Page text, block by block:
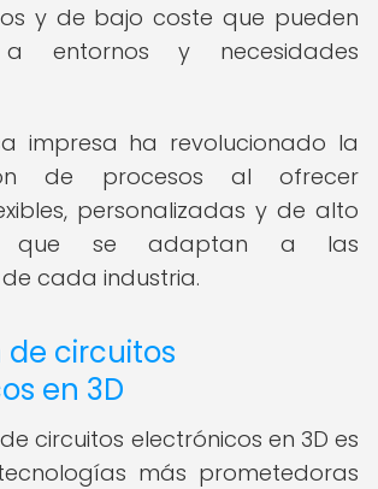
y de bajo coste que pueden
entornos y necesidades
impresa ha revolucionado la
de procesos al ofrecer
personalizadas y de alto
que se adaptan a las
cada industria.
de circuitos
en 3D
circuitos electrónicos en 3D es
más prometedoras